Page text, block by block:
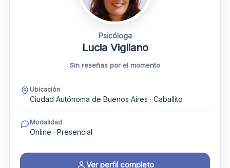
Psicóloga
Lucia Vigliano
Sin reseñas por el momento
Ubicación
Ciudad Autónoma de Buenos Aires · Caballito
Modalidad
Online · Presencial
Ver perfil completo